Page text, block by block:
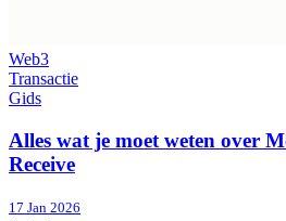
Web3
Transactie
Gids
Alles wat je moet weten over
Receive
17 Jan 2026